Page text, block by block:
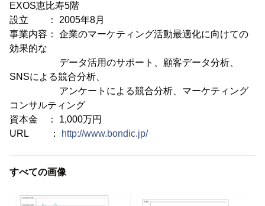
EXOS恵比寿5階
設立 ： 2005年8月
事業内容： 企業のマーケティング活動最適化に向けての
効果的な
データ活用のサポート、顧客データ分析、
SNSによる競合分析、
アンケートによる競合分析、マーケティング
コンサルティング
資本金 ： 1,000万円
URL ：
http://www.bondic.jp/
すべての画像